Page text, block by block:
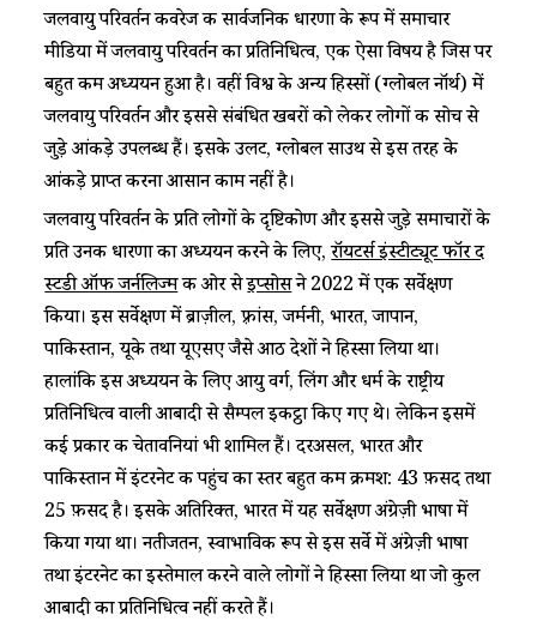
जलवायु परिवर्तन कवरेज की सार्वजनिक धारणा के रूप में समाचार
मीडिया में जलवायु परिवर्तन का प्रतिनिधित्व, एक ऐसा विषय है जिस पर
बहुत कम अध्ययन हुआ है। वहीं विश्व के अन्य हिस्सों (ग्लोबल नॉर्थ) में
जलवायु परिवर्तन और इससे संबंधित खबरों को लेकर लोगों की सोच से
जुड़े आंकड़े उपलब्ध हैं। इसके उलट, ग्लोबल साउथ से इस तरह के
आंकड़े प्राप्त करना आसान काम नहीं है।
जलवायु परिवर्तन के प्रति लोगों के दृष्टिकोण और इससे जुड़े समाचारों के
प्रति उनकी धारणा का अध्ययन करने के लिए,रॉयटर्स इंस्टीट्यूट फॉर द
स्टडी ऑफ जर्नलिज्मकी ओर सेइप्सोसने 2022 में एक सर्वेक्षण
किया। इस सर्वेक्षण में ब्राज़ील, फ़्रांस, जर्मनी, भारत, जापान,
पाकिस्तान, यूके तथा यूएसए जैसे आठ देशों ने हिस्सा लिया था।
हालांकि इस अध्ययन के लिए आयु वर्ग, लिंग और धर्म के राष्ट्रीय
प्रतिनिधित्व वाली आबादी से सैम्पल इकट्ठा किए गए थे। लेकिन इसमें
कई प्रकार की चेतावनियां भी शामिल हैं। दरअसल, भारत और
पाकिस्तान में इंटरनेट की पहुंच का स्तर बहुत कम क्रमश: 43 फ़ीसद तथा
25 फ़ीसद है। इसके अतिरिक्त, भारत में यह सर्वेक्षण अंग्रेज़ी भाषा में
किया गया था। नतीजतन, स्वाभाविक रूप से इस सर्वे में अंग्रेज़ी भाषा
तथा इंटरनेट का इस्तेमाल करने वाले लोगों ने हिस्सा लिया था जो कुल
आबादी का प्रतिनिधित्व नहीं करते हैं।